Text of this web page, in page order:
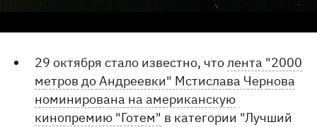
29 октября стало известно, чтолента "2000
метров до Андреевки" Мстислава Чернова
номинирована на американскую
кинопремию "Готем" в категории "Лучший